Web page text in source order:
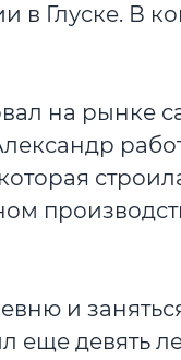
Глуске. В
на рынке
и
девять